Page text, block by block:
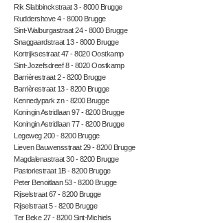
Rik Slabbinckstraat 3 - 8000 Brugge
Ruddershove 4 - 8000 Brugge
Sint-Walburgastraat 24 - 8000 Brugge
Snaggaardstraat 13 - 8000 Brugge
Kortrijksestraat 47 - 8020 Oostkamp
Sint-Jozefsdreef 8 - 8020 Oostkamp
Barrièrestraat 2 - 8200 Brugge
Barrièrestraat 13 - 8200 Brugge
Kennedypark zn - 8200 Brugge
Koningin Astridlaan 97 - 8200 Brugge
Koningin Astridlaan 77 - 8200 Brugge
Legeweg 200 - 8200 Brugge
Lieven Bauwensstraat 29 - 8200 Brugge
Magdalenastraat 30 - 8200 Brugge
Pastoriestraat 1B - 8200 Brugge
Peter Benoitlaan 53 - 8200 Brugge
Rijselstraat 67 - 8200 Brugge
Rijselstraat 5 - 8200 Brugge
Ter Beke 27 - 8200 Sint-Michiels